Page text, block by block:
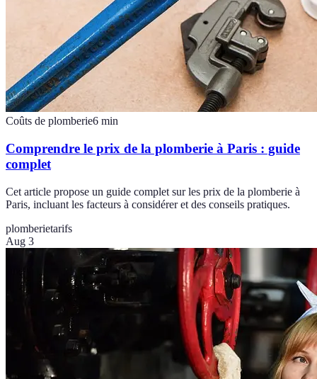
Coûts de plomberie6 min
Comprendre le prix de la plomberie à Paris : guide
complet
Cet article propose un guide complet sur les prix de la plomberie à
Paris, incluant les facteurs à considérer et des conseils pratiques.
plomberietarifs
Aug 3